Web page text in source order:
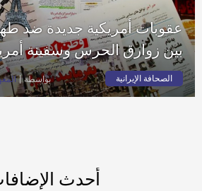
عقوبات أمريكية جديدة ضد
بين زوارق الحرس وسفينة
الصحافة الإيرانية بواسطة
أحدث